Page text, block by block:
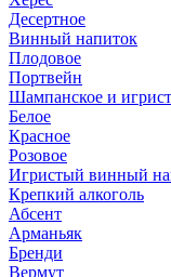
Десертное
Винный напиток
Плодовое
Портвейн
Шампанское и
Белое
Красное
Розовое
Игристый винный
Крепкий алкоголь
Абсент
Арманьяк
Бренди
Вермут